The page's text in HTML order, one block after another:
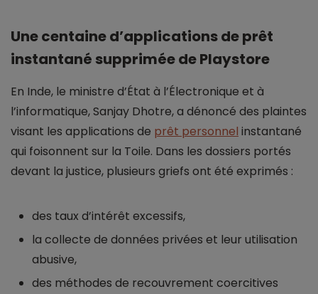
Une centaine d’applications de prêt
instantané supprimée de Playstore
En Inde, le ministre d’État à l’Électronique et à
l’informatique, Sanjay Dhotre, a dénoncé des plaintes
visant les applications de prêt personnel instantané
qui foisonnent sur la Toile. Dans les dossiers portés
devant la justice, plusieurs griefs ont été exprimés :
des taux d’intérêt excessifs,
la collecte de données privées et leur utilisation
abusive,
des méthodes de recouvrement coercitives